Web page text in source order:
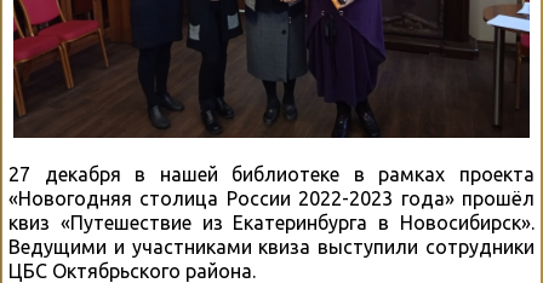
27 декабря в нашей библиотеке в рамках проекта
«Новогодняя столица России 2022-2023 года» прошёл
квиз «Путешествие из Екатеринбурга в Новосибирск».
Ведущими и участниками квиза выступили сотрудники
ЦБС Октябрьского района.